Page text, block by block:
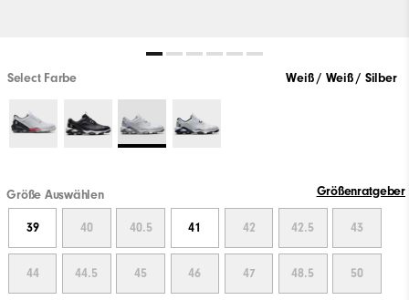
Select Farbe Weiß / Weiß / Silber
Größe Auswählen Größenratgeber
39 40 40.5 41 42 42.5 43
44 44.5 45 46 47 48.5 50